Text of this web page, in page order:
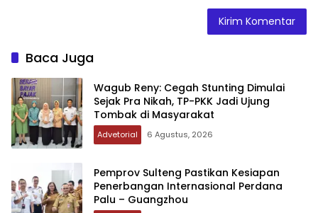
Baca Juga
Wagub Reny: Cegah Stunting Dimulai
Sejak Pra Nikah, TP-PKK Jadi Ujung
Tombak di Masyarakat
Advetorial 6 Agustus, 2026
Pemprov Sulteng Pastikan Kesiapan
Penerbangan Internasional Perdana
Palu – Guangzhou